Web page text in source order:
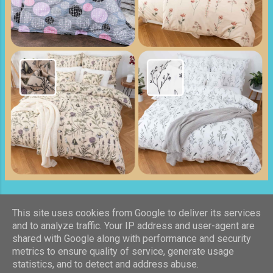
spoznávať aj zákutia vnútrozemia. Ak
plánujete cestu autom, tak pravdepodobne
najvhodnejšia trasa zo Slovenska vedie
krížom cez Maďarsko a sever Chorvátska.
Rovnako v pohode to je aj cez Rakúsko. Ako
budete mať náladu. Cez Rakúsko Slovinsko
je ...
Používa službu Blogger
Autor obrázkov motívu:Galeries
This site uses cookies from Google to deliver its services
and to analyze traffic. Your IP address and user-agent are
shared with Google along with performance and security
metrics to ensure quality of service, generate usage
statistics, and to detect and address abuse.